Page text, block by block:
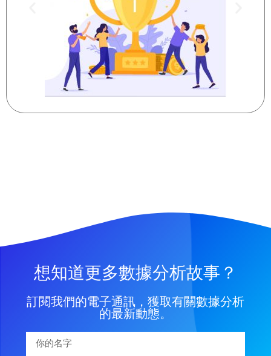
想知道更多數據分析故事？
訂閱我們的電子通訊，獲取有關數據分析
的最新動態。